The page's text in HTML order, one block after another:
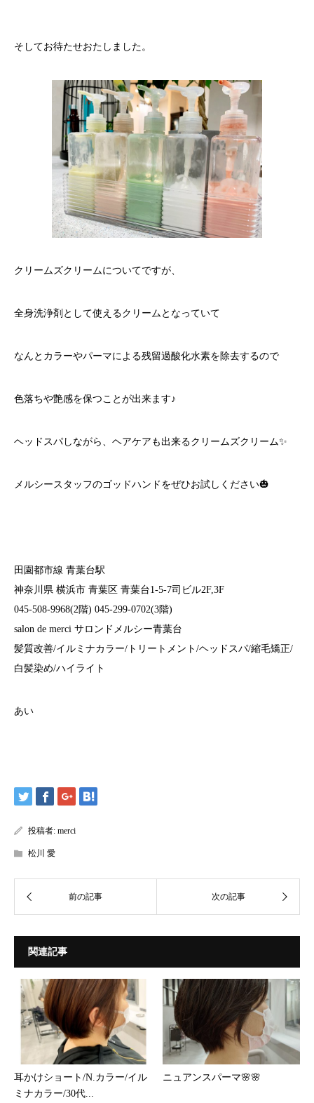
そしてお待たせおたしました。
クリームズクリームについてですが、
全身洗浄剤として使えるクリームとなっていて
なんとカラーやパーマによる残留過酸化水素を除去するので
色落ちや艶感を保つことが出来ます♪
ヘッドスパしながら、ヘアケアも出来るクリームズクリーム✨
メルシースタッフのゴッドハンドをぜひお試しください🎃
田園都市線 青葉台駅
神奈川県 横浜市 青葉区 青葉台1-5-7司ビル2F,3F
045-508-9968(2階) 045-299-0702(3階)
salon de merci サロンドメルシー青葉台
髪質改善/イルミナカラー/トリートメント/ヘッドスパ/縮毛矯正/
白髪染め/ハイライト
あい
投稿者: merci
松川 愛
関連記事
耳かけショート/N.カラー/イル
ミナカラー/30代...
ニュアンスパーマ🌸🌸